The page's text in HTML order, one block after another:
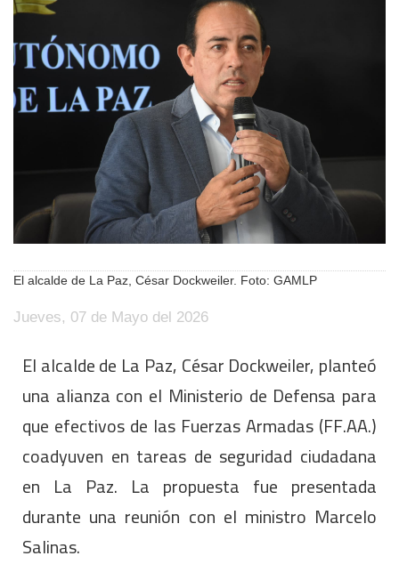
El alcalde de La Paz, César Dockweiler. Foto: GAMLP
Jueves, 07 de Mayo del 2026
El alcalde de La Paz, César Dockweiler, planteó
una alianza con el Ministerio de Defensa para
que efectivos de las Fuerzas Armadas (FF.AA.)
coadyuven en tareas de seguridad ciudadana
en La Paz. La propuesta fue presentada
durante una reunión con el ministro Marcelo
Salinas.